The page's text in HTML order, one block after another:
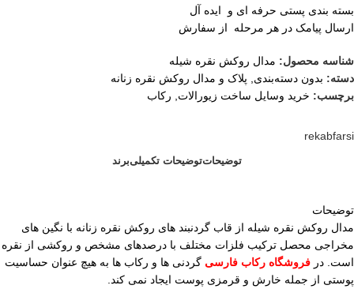
بسته بندی پستی حرفه ای و ایده آل
ارسال پیامک در هر مرحله از سفارش
شناسه محصول: مدال روکش نقره شیله
دسته: بدون دسته‌بندی
پلاک و مدال روکش نقره زنانه
برچسب: خرید وسایل ساخت زیورالات رکاب
rekabfarsi
توضیحاتتوضیحات تکمیلیبرند
توضیحات
مدال روکش نقره شیله از قاب گردنبند های روکش نقره زنانه با نگین های
مخراجی محصل ترکیب فلزات مختلف با درصدهای مشخص و روکشی از نقره
است. در فروشگاه رکاب فارسی گردنی ها و رکاب ها به هیچ عنوان حساسیت
پوستی از جمله خارش و قرمزی پوست ایجاد نمی کند.